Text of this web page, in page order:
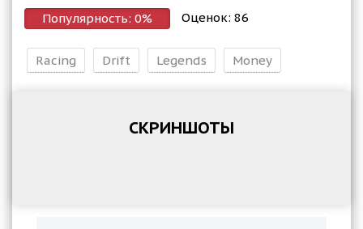
Популярность: 0% Оценок: 86
Racing Drift Legends Money
СКРИНШОТЫ